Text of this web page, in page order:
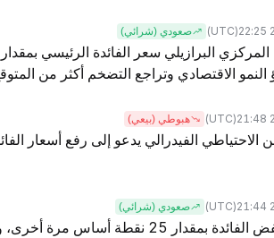
(UTC) صعودي (شرائي)
البرازيلي سعر الفائدة الرئيسي
النمو الاقتصادي وتراجع التضخم أكثر من
(UTC) هبوطي (بيعي)
الفيدرالي يدعو إلى رفع أسعار
(UTC) صعودي (شرائي)
أساس مرة أخرى، وخفض الفائدة في سبتمبر قيد التنفيذ